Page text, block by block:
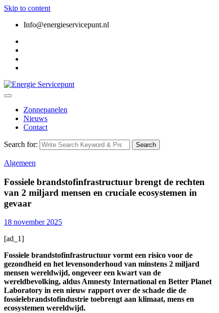
Skip to content
Info@energieservicepunt.nl
Zonnepanelen
Nieuws
Contact
Search for: Search
Algemeen
Fossiele brandstofinfrastructuur brengt de rechten
van 2 miljard mensen en cruciale ecosystemen in
gevaar
18 november 2025
[ad_1]
Fossiele brandstofinfrastructuur vormt een risico voor de
gezondheid en het levensonderhoud van minstens 2 miljard
mensen wereldwijd, ongeveer een kwart van de
wereldbevolking, aldus Amnesty International en Better Planet
Laboratory in een nieuw rapport over de schade die de
fossielebrandstofindustrie toebrengt aan klimaat, mens en
ecosystemen wereldwijd.